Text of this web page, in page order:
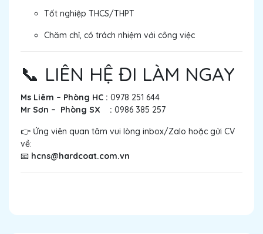
Tốt nghiệp THCS/THPT
Chăm chỉ, có trách nhiệm với công việc
📞 LIÊN HỆ ĐI LÀM NGAY
Ms Liêm – Phòng HC : 0978 251 644
Mr Sơn – Phòng SX : 0986 385 257
👉 Ứng viên quan tâm vui lòng inbox/Zalo hoặc gửi CV
về:
📧 hcns@hardcoat.com.vn